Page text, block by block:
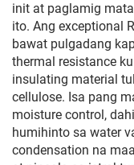
init at paglamig
ito. Ang exceptional
bawat pulgadang
thermal resistance
insulating material
cellulose. Isa pang
moisture control,
humihinto sa water
condensation na